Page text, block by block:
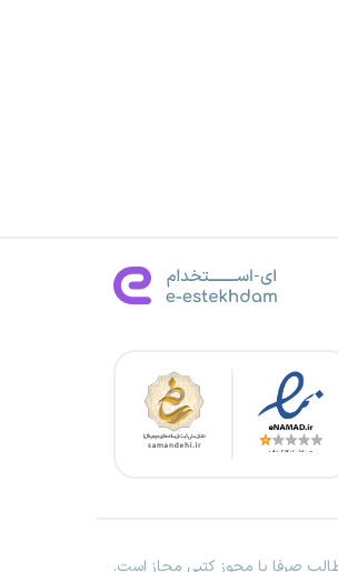
صرفا با مجوز کتبی مجاز است.